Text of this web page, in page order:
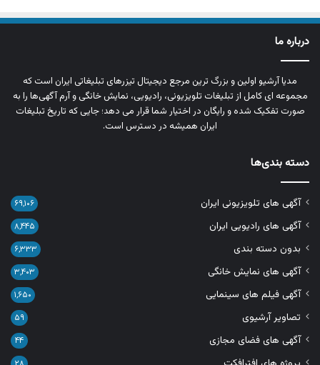
درباره ما
مدیا آرشیو اولین و بزرگ‌ ترین مرجع دیجیتال تیزرهای تبلیغاتی ایران است که
مجموعه‌ ای کامل از تبلیغات تلویزیونی، رادیویی، نمایش خانگی و آرم‌ آگهی‌ها را به‌
صورت تفکیک‌ شده و رایگان در اختیار شما قرار می‌ دهد؛ جایی که تاریخ تبلیغات
ایران همیشه در دسترس است.
دسته بندی‌ها
آگهی های تلویزیونی ایران ۶۹,۱۰۶
آگهی های رادیویی ایران ۸,۴۴۵
بدون دسته بندی ۶,۳۳۳
آگهی های نمایش خانگی ۳,۴۰۳
آگهی فیلم های سینمایی ۱,۶۵۰
تصاویر آرشیوی ۵۹
آگهی های فضای مجازی ۴۴